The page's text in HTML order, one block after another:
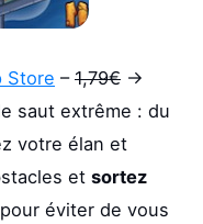
Store – 1,79€ ->
saut extrême : du
votre élan et
et sortez
pour éviter de vous